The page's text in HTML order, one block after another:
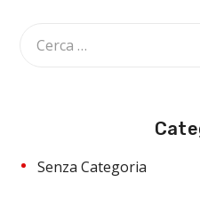
Senza Categoria